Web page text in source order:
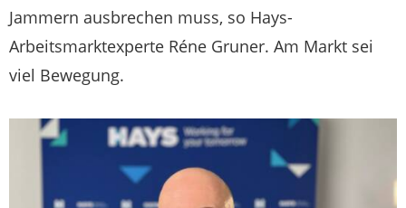
Jammern ausbrechen muss, so Hays-
Arbeitsmarktexperte Réne Gruner. Am Markt sei
viel Bewegung.